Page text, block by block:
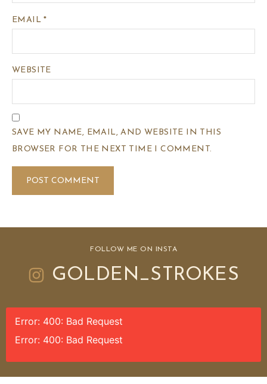
EMAIL*
WEBSITE
SAVE MY NAME, EMAIL, AND WEBSITE IN THIS
BROWSER FOR THE NEXT TIME I COMMENT.
FOLLOW ME ON INSTA
GOLDEN_STROKES
Error: 400: Bad Request
Error: 400: Bad Request